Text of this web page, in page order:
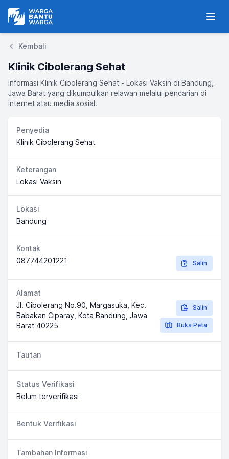
Warga Bantu Warga
Kembali
Klinik Cibolerang Sehat
Informasi Klinik Cibolerang Sehat - Lokasi Vaksin di Bandung,
Jawa Barat yang dikumpulkan relawan melalui pencarian di
internet atau media sosial.
Penyedia
Klinik Cibolerang Sehat
Keterangan
Lokasi Vaksin
Lokasi
Bandung
Kontak
087744201221
Salin
Alamat
Jl. Cibolerang No.90, Margasuka, Kec.
Babakan Ciparay, Kota Bandung, Jawa
Barat 40225
Salin
Buka Peta
Tautan
Status Verifikasi
Belum terverifikasi
Bentuk Verifikasi
Tambahan Informasi